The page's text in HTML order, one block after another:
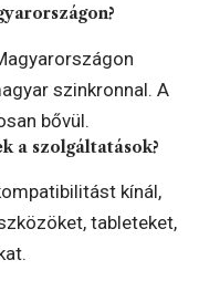
szinkronnal. A
bővül.
a szolgáltatások?
kínál,
tableteket,